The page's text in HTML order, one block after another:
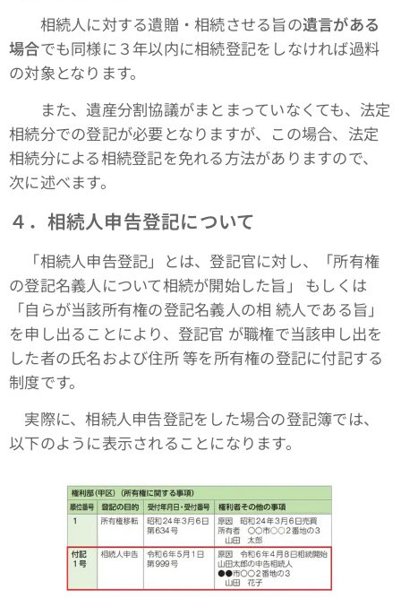
相続人に対する遺贈・相続させる旨の遺言がある
場合でも同様に３年以内に相続登記をしなければ過料
の対象となります。
また、遺産分割協議がまとまっていなくても、法定
相続分での登記が必要となりますが、この場合、法定
相続分による相続登記を免れる方法がありますので、
次に述べます。
４．相続人申告登記について
「相続人申告登記」とは、登記官に対し、「所有権
の登記名義人について相続が開始した旨」 もしくは
「自らが当該所有権の登記名義人の相 続人である旨」
を申し出ることにより、登記官 が職権で当該申し出を
した者の氏名および住所 等を所有権の登記に付記する
制度です。
実際に、相続人申告登記をした場合の登記簿では、
以下のように表示されることになります。